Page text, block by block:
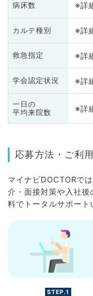
病床数 ※詳
カルテ種別 ※詳
救急指定 ※詳
学会認定状況 ※詳
一日の
平均来院数
※詳
応募方法・ご利
マイナビDOCTORで
介・面接対策や入社
料でトータルサポート
STEP.1